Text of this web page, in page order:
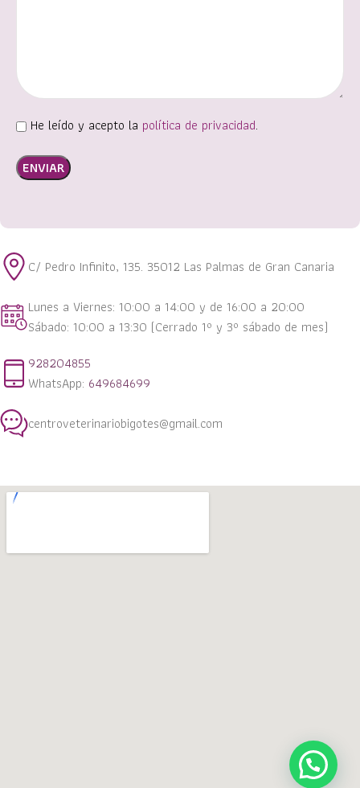
He leído y acepto la política de privacidad.
C/ Pedro Infinito, 135. 35012 Las Palmas de Gran Canaria
Lunes a Viernes: 10:00 a 14:00 y de 16:00 a 20:00
Sábado: 10:00 a 13:30 (Cerrado 1º y 3º sábado de mes)
928204855
WhatsApp: 649684699
centroveterinariobigotes@gmail.com